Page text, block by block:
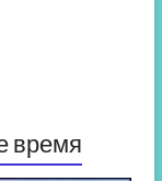
время